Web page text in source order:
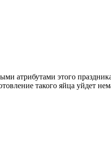
атрибутами этого
такого яйца уйдет